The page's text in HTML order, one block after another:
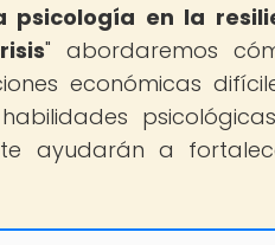
psicología en la
" abordaremos
económicas
ayudarán a